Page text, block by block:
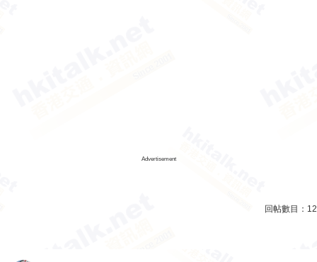
Advertisement
回帖數目： 12